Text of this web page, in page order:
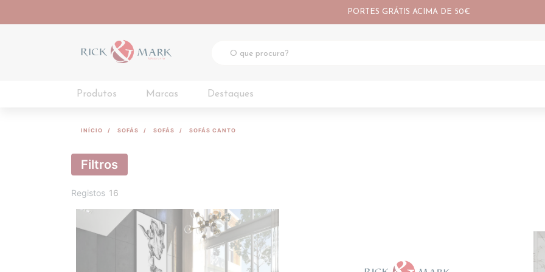
PORTES GRÁTIS ACIMA DE 50€
Produtos Marcas Destaques
INÍCIO SOFÁS SOFÁS SOFÁS CANTO
Filtros
Registos 16